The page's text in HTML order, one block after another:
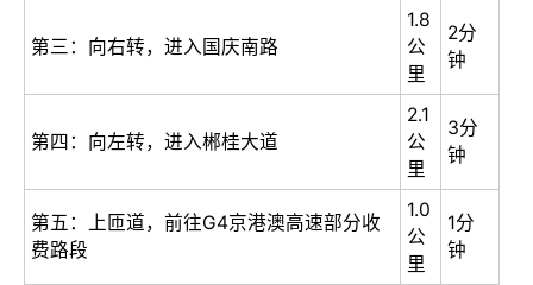
第三：向右转，进入国庆南路
1.8
公
里
2分
钟
第四：向左转，进入郴桂大道
2.1
公
里
3分
钟
第五：上匝道，前往G4京港澳高速部分收
费路段
1.0
公
里
1分
钟